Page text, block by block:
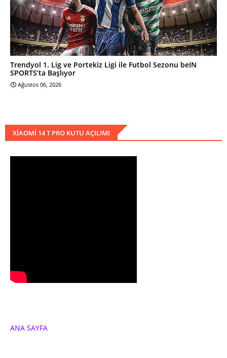
Trendyol 1. Lig ve Portekiz Ligi ile Futbol Sezonu beIN
SPORTS’ta Başlıyor
Ağustos 06, 2026
XIAOMI 14 T PRO KUTU AÇILIMI
ANA SAYFA